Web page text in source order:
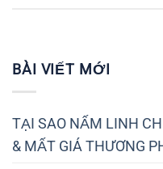
BÀI VIẾT MỚI
TẠI SAO NẤM LINH
& MẤT GIÁ THƯƠNG